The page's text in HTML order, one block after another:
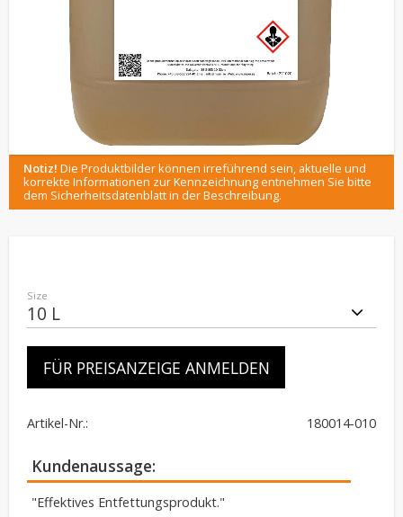
Notiz! Die Produktbilder können irreführend sein, aktuelle und
korrekte Informationen zur Kennzeichnung entnehmen Sie bitte
dem Sicherheitsdatenblatt in der Beschreibung.
Size
FÜR PREISANZEIGE ANMELDEN
Artikel-Nr. 180014-010
Kundenaussage
"Effektives Entfettungsprodukt."